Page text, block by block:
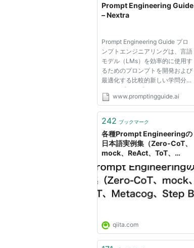
Prompt Engineering Guide
– Nextra
Prompt Engineering Guide プロ
ンプトエンジニアリングは、言語
モデル（LMs）を効率的に使用す
るためのプロンプトを開発および
最適化する比較的新しい学問分野
です。プロンプトエンジニアリン
グのスキルを身につけることで、
力と限界をより理解することがで
エ...
www.promptingguide.ai
242 ブックマーク
各種Prompt Engineeringの
日本語実例集（Zero-CoT、
mock、ReAct、ToT、
など） - Qiita
qiita.com